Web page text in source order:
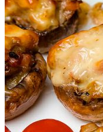
Бутерброды
Рулетики
Профитроли,
Банкетные
Горячие
Закуски к
Вторые
Вторые